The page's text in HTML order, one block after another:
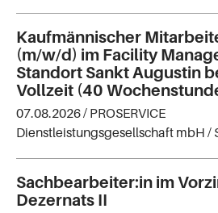
Kaufmännischer
(m/w/d) im Facility
Standort Sankt Augustin
Vollzeit (40
07.08.2026 / PROSERVICE
Dienstleistungsgesellschaft mbH /
Sachbearbeiter:in im
Dezernats II